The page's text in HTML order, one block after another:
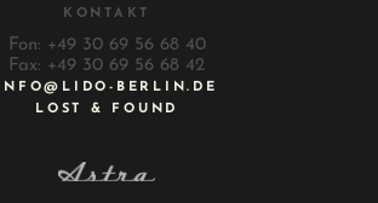
KONTAKT
Fon: +49 30 69 56 68 40
Fax: +49 30 69 56 68 42
INFO@LIDO-BERLIN.DE
LOST & FOUND